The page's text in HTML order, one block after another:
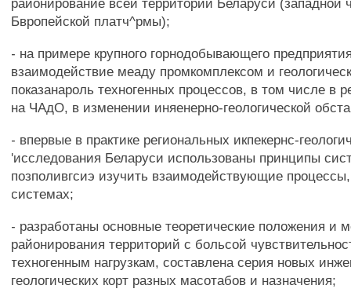
районирование всей территории Беларуси (западной
Бвропейской платч^рмы);
- на примере крупного горнодобывающего
взаимодействие меаду промкомплексом и
показанароль техногенных процессов, в том числе в
на ЧАдО, в изменении иняенерно-геологической
- впервые в практике региональных икпекернс-
'исследования Беларуси использованы принципы
позполивгсиэ изучить взаимодействующие
системах;
- разработаны основные теоретические положения и
районирования территорий с больсой
техногенным нагрузкам, составлена серия новых
геологических корт разных масотабов и назначения;